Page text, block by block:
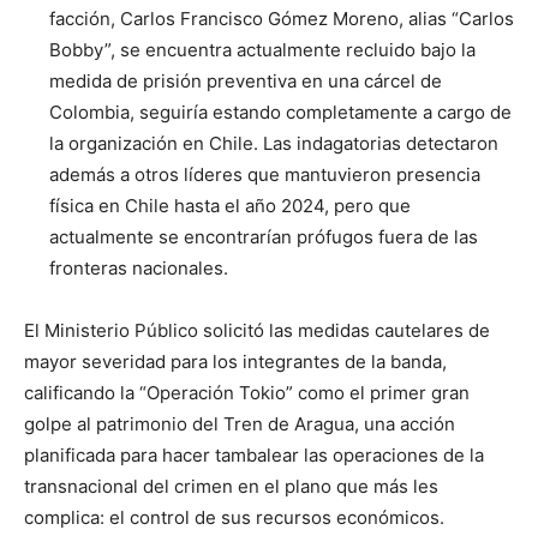
facción, Carlos Francisco Gómez Moreno, alias “Carlos
Bobby”, se encuentra actualmente recluido bajo la
medida de prisión preventiva en una cárcel de
Colombia, seguiría estando completamente a cargo de
la organización en Chile. Las indagatorias detectaron
además a otros líderes que mantuvieron presencia
física en Chile hasta el año 2024, pero que
actualmente se encontrarían prófugos fuera de las
fronteras nacionales.
El Ministerio Público solicitó las medidas cautelares de
mayor severidad para los integrantes de la banda,
calificando la “Operación Tokio” como el primer gran
golpe al patrimonio del Tren de Aragua, una acción
planificada para hacer tambalear las operaciones de la
transnacional del crimen en el plano que más les
complica: el control de sus recursos económicos.